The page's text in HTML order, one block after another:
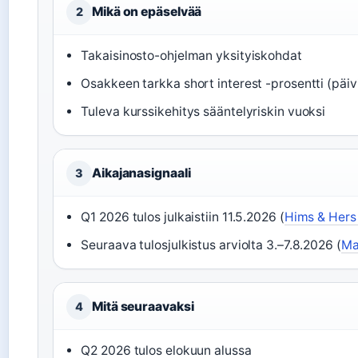
2 Mikä on epäselvää
Takaisinosto-ohjelman yksityiskohdat
Osakkeen tarkka short interest -prosentti
Tuleva kurssikehitys sääntelyriskin vuoksi
3 Aikajanasignaali
Q1 2026 tulos julkaistiin 11.5.2026 (Hims & Hers
Seuraava tulosjulkistus arviolta 3.–7.8.2026 (
4 Mitä seuraavaksi
Q2 2026 tulos elokuun alussa